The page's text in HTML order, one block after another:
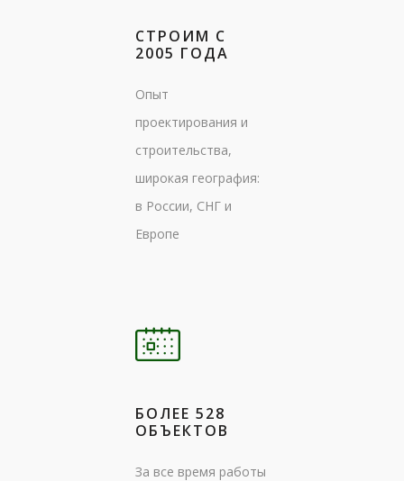
СТРОИМ С
2005 ГОДА
Опыт
проектирования и
строительства,
широкая география:
в России, СНГ и
Европе
БОЛЕЕ 528
ОБЪЕКТОВ
За все время работы